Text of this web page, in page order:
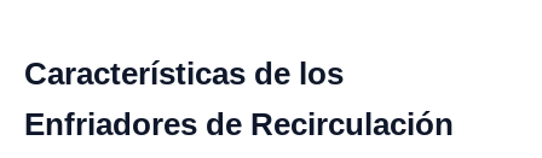
Características de los
Enfriadores de Recirculación